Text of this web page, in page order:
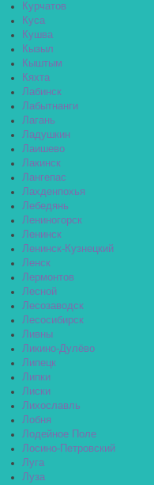
Курчатов
Куса
Кушва
Кызыл
Кыштым
Кяхта
Лабинск
Лабытнанги
Лагань
Ладушкин
Лаишево
Лакинск
Лангепас
Лахденпохья
Лебедянь
Лениногорск
Ленинск
Ленинск-Кузнецкий
Ленск
Лермонтов
Лесной
Лесозаводск
Лесосибирск
Ливны
Ликино-Дулёво
Липецк
Липки
Лиски
Лихославль
Лобня
Лодейное Поле
Лосино-Петровский
Луга
Луза